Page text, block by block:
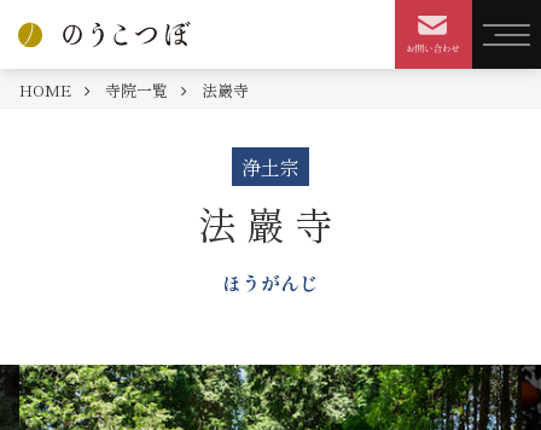
HOME 寺院一覧 法巖寺
浄土宗
法巖寺
ほうがんじ